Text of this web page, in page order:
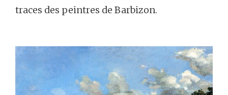
traces des peintres de Barbizon.